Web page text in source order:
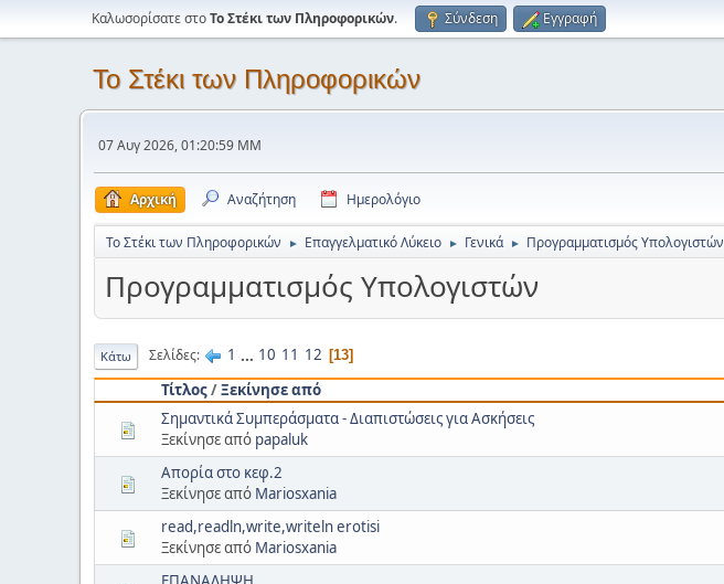
Καλωσορίσατε στοΤο Στέκι των Πληροφορικών. Σύνδεση Εγγραφή
Το Στέκι των Πληροφορικών
07 Αυγ 2026, 01:20:59 ΜΜ
Αρχική Αναζήτηση Ημερολόγιο
Το Στέκι των Πληροφορικών ► Επαγγελματικό Λύκειο ► Γενικά ► Προγραμματισμός Υπολογιστών
Προγραμματισμός Υπολογιστών
Κάτω Σελίδες 1 ... 10 11 12 13
Τίτλος/Ξεκίνησε από
Σημαντικά Συμπεράσματα - Διαπιστώσεις για Ασκήσεις
Ξεκίνησε από papaluk
Απορία στο κεφ.2
Ξεκίνησε από Mariosxania
read,readln,write,writeln erotisi
Ξεκίνησε από Mariosxania